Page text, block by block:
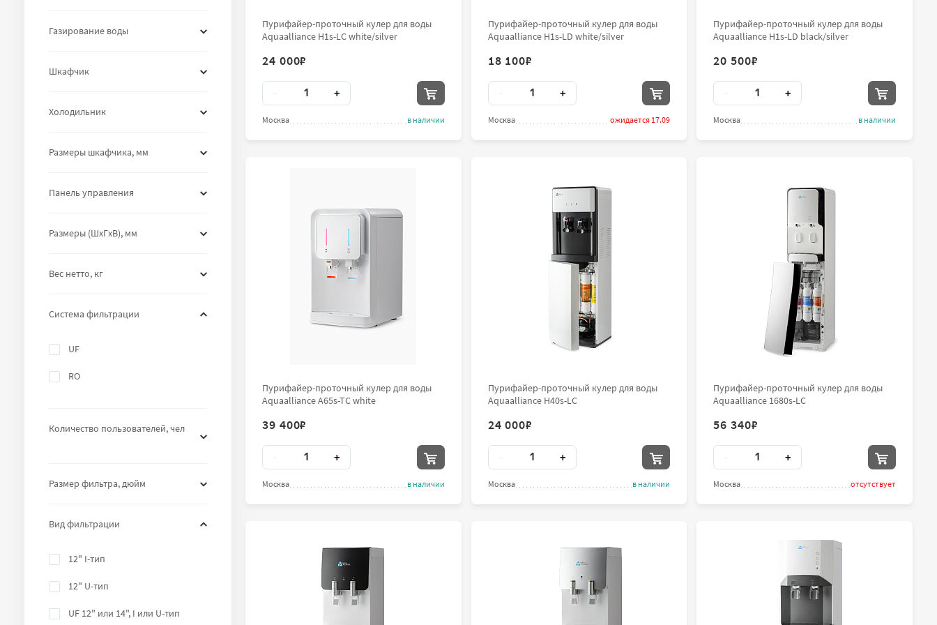
Газирование воды
Шкафчик
Холодильник
Размеры шкафчика, мм
Панель управления
Размеры (ШхГхВ), мм
Вес нетто, кг
Система фильтрации
UF
RO
Количество пользователей, чел
Размер фильтра, дюйм
Вид фильтрации
12" I-тип
12" U-тип
UF 12" или 14", I или U-тип
Пурифайер-проточный кулер для воды
Aquaalliance H1s-LС white/silver
24 000₽
Количество +
Москва в наличии
Пурифайер-проточный кулер для воды
Aquaalliance H1s-LD white/silver
18 100₽
Количество +
Москва ожидается 17.09
Пурифайер-проточный кулер для воды
Aquaalliance H1s-LD black/silver
20 500₽
Количество +
Москва в наличии
Пурифайер-проточный кулер для воды
Aquaalliance A65s-TC white
39 400₽
Количество +
Москва в наличии
Пурифайер-проточный кулер для воды
Aquaalliance H40s-LC
24 000₽
Количество +
Москва в наличии
Пурифайер-проточный кулер для воды
Aquaalliance 1680s-LC
56 340₽
Количество +
Москва отсутствует